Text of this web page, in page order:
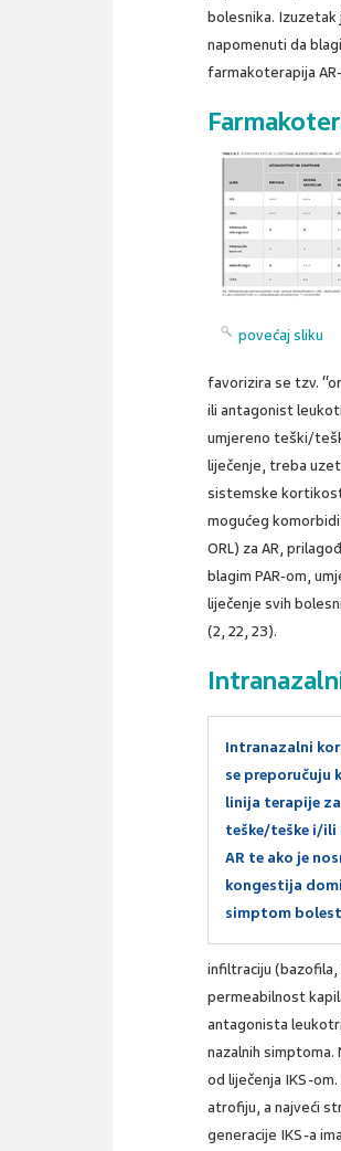
bolesnika. Izuzetak
napomenuti da
farmakoterapija
povećaj sliku
favorizira se tzv.
ili antagonist
umjereno teški/
liječenje, treba
sistemske
mogućeg
ORL) za AR,
blagim PAR-om,
liječenje svih
(2, 22, 23).
Intranazalni
se preporučuju
linija terapije
teške/teške i/
AR te ako je
kongestija
simptom
infiltraciju
permeabilnost
antagonista
nazalnih
od liječenja IKS-
atrofiju, a najveći
generacije IKS-a